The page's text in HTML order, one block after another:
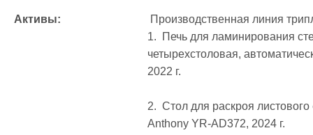
Активы:
1.  Печь для ламинирования
четырехстоловая,
2022 г.
2.  Стол для раскроя листового
Anthony YR-AD372, 2024 г.